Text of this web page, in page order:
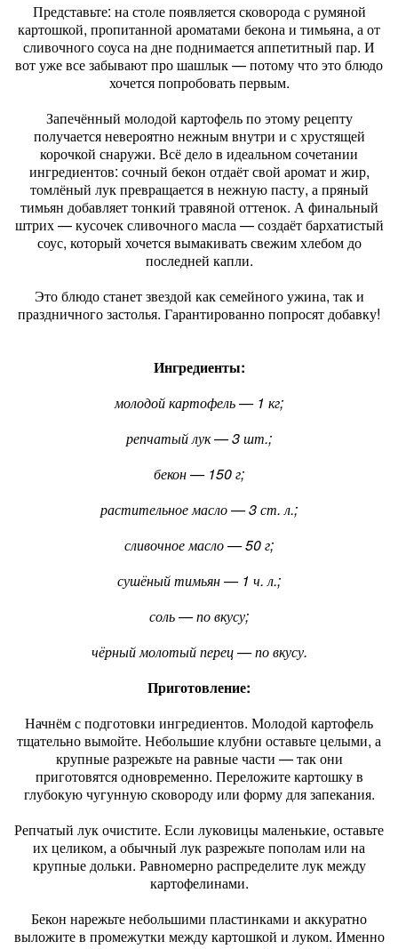
Представьте: на столе появляется сковорода с румяной
картошкой, пропитанной ароматами бекона и тимьяна, а от
сливочного соуса на дне поднимается аппетитный пар. И
вот уже все забывают про шашлык — потому что это блюдо
хочется попробовать первым.
Запечённый молодой картофель по этому рецепту
получается невероятно нежным внутри и с хрустящей
корочкой снаружи. Всё дело в идеальном сочетании
ингредиентов: сочный бекон отдаёт свой аромат и жир,
томлёный лук превращается в нежную пасту, а пряный
тимьян добавляет тонкий травяной оттенок. А финальный
штрих — кусочек сливочного масла — создаёт бархатистый
соус, который хочется вымакивать свежим хлебом до
последней капли.
Это блюдо станет звездой как семейного ужина, так и
праздничного застолья. Гарантированно попросят добавку!
Ингредиенты:
молодой картофель — 1 кг;
репчатый лук — 3 шт.;
бекон — 150 г;
растительное масло — 3 ст. л.;
сливочное масло — 50 г;
сушёный тимьян — 1 ч. л.;
соль — по вкусу;
чёрный молотый перец — по вкусу.
Приготовление:
Начнём с подготовки ингредиентов. Молодой картофель
тщательно вымойте. Небольшие клубни оставьте целыми, а
крупные разрежьте на равные части — так они
приготовятся одновременно. Переложите картошку в
глубокую чугунную сковороду или форму для запекания.
Репчатый лук очистите. Если луковицы маленькие, оставьте
их целиком, а обычный лук разрежьте пополам или на
крупные дольки. Равномерно распределите лук между
картофелинами.
Бекон нарежьте небольшими пластинками и аккуратно
выложите в промежутки между картошкой и луком. Именно